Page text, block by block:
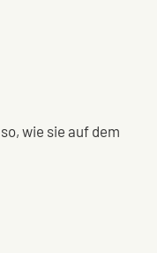
wie sie auf dem